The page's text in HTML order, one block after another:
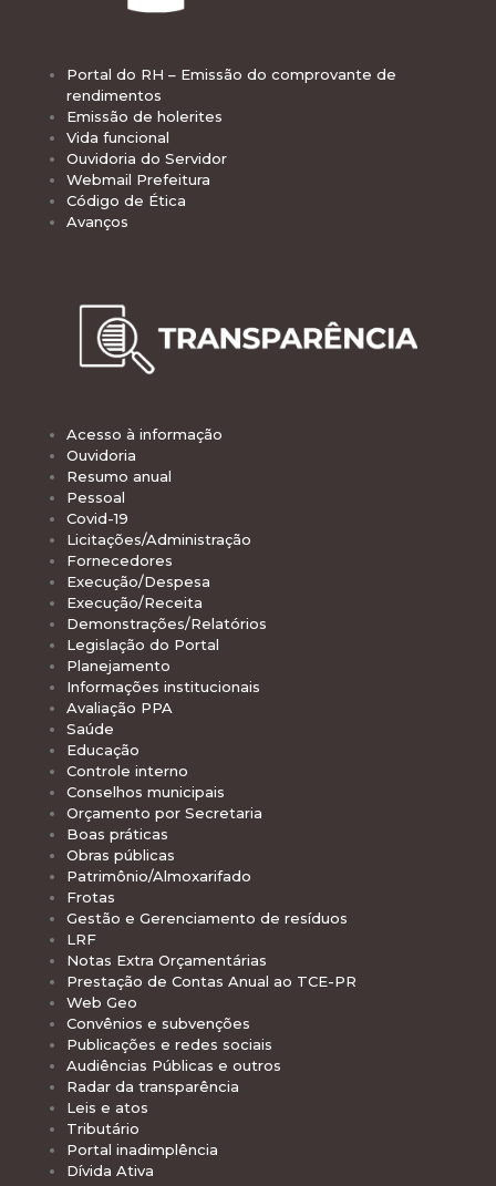
Portal do RH – Emissão do comprovante de
rendimentos
Emissão de holerites
Vida funcional
Ouvidoria do Servidor
Webmail Prefeitura
Código de Ética
Avanços
Acesso à informação
Ouvidoria
Resumo anual
Pessoal
Covid-19
Licitações/Administração
Fornecedores
Execução/Despesa
Execução/Receita
Demonstrações/Relatórios
Legislação do Portal
Planejamento
Informações institucionais
Avaliação PPA
Saúde
Educação
Controle interno
Conselhos municipais
Orçamento por Secretaria
Boas práticas
Obras públicas
Patrimônio/Almoxarifado
Frotas
Gestão e Gerenciamento de resíduos
LRF
Notas Extra Orçamentárias
Prestação de Contas Anual ao TCE-PR
Web Geo
Convênios e subvenções
Publicações e redes sociais
Audiências Públicas e outros
Radar da transparência
Leis e atos
Tributário
Portal inadimplência
Dívida Ativa